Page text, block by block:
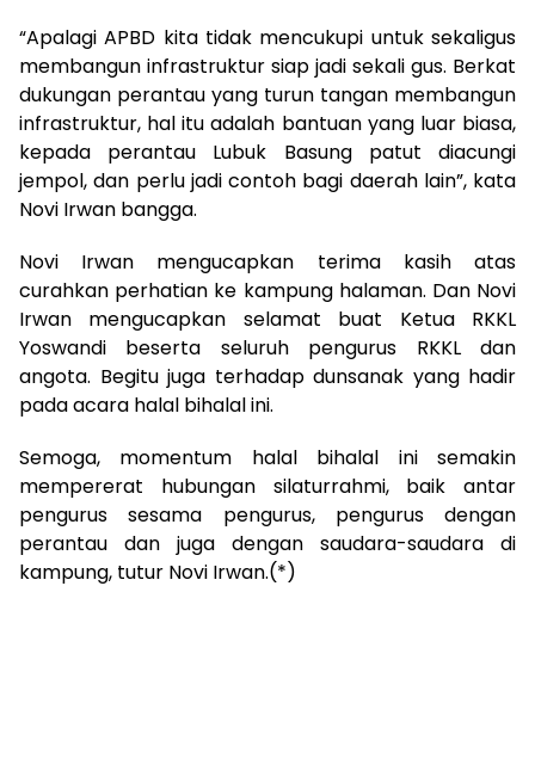
“Apalagi APBD kita tidak mencukupi untuk sekaligus
membangun infrastruktur siap jadi sekali gus. Berkat
dukungan perantau yang turun tangan membangun
infrastruktur, hal itu adalah bantuan yang luar biasa,
kepada perantau Lubuk Basung patut diacungi
jempol, dan perlu jadi contoh bagi daerah lain”, kata
Novi Irwan bangga.
Novi Irwan mengucapkan terima kasih atas
curahkan perhatian ke kampung halaman. Dan Novi
Irwan mengucapkan selamat buat Ketua RKKL
Yoswandi beserta seluruh pengurus RKKL dan
angota. Begitu juga terhadap dunsanak yang hadir
pada acara halal bihalal ini.
Semoga, momentum halal bihalal ini semakin
mempererat hubungan silaturrahmi, baik antar
pengurus sesama pengurus, pengurus dengan
perantau dan juga dengan saudara-saudara di
kampung, tutur Novi Irwan.(*)